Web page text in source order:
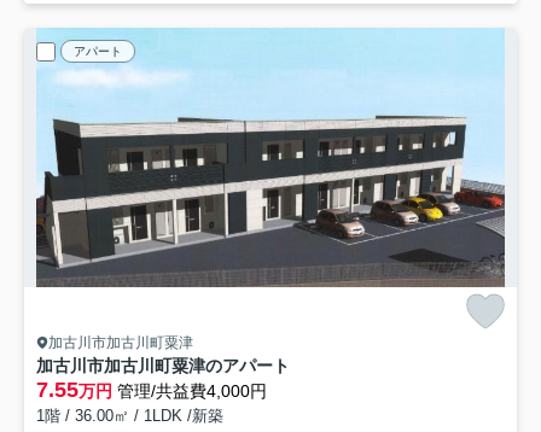
アパート
加古川市加古川町粟津
加古川市加古川町粟津のアパート
7.55万円 管理/共益費4,000円
1階 / 36.00㎡ / 1LDK /新築